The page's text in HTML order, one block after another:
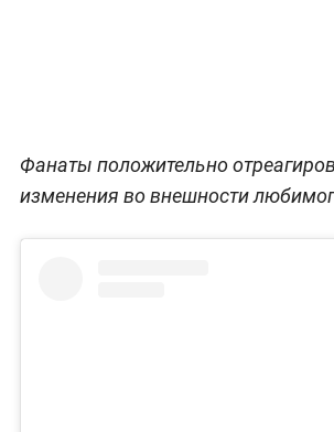
Фанаты положительно
изменения во внешности